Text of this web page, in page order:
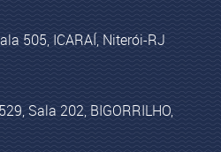
Rio de Janeiro
em Curitiba
505, ICARAÍ, Niterói-RJ
Sala 202, BIGORRILHO,